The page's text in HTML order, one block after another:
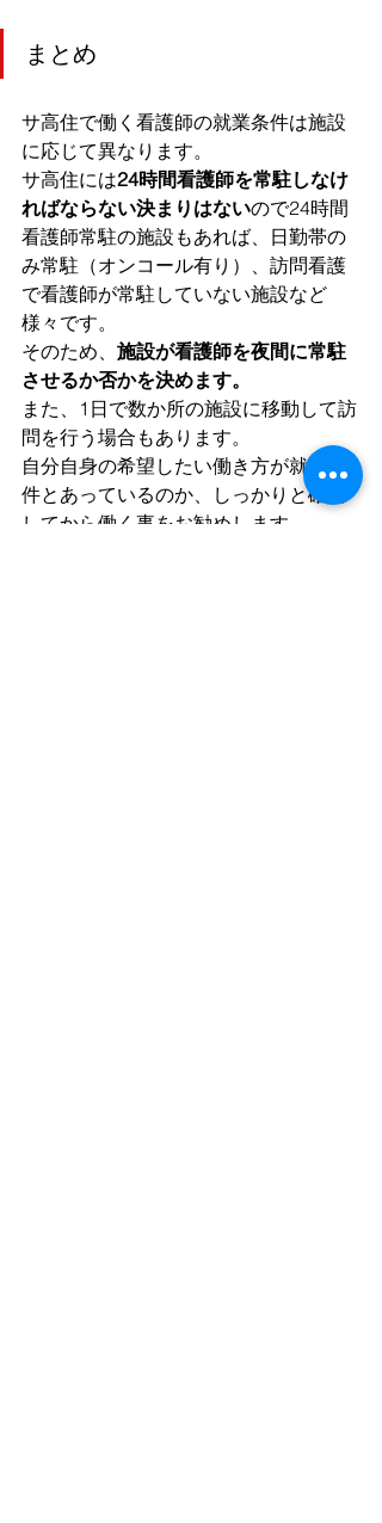
まとめ
サ高住で働く看護師の就業条件は施設
に応じて異なります。
サ高住には24時間看護師を常駐しなけ
ればならない決まりはないので24時間
看護師常駐の施設もあれば、日勤帯の
み常駐（オンコール有り）、訪問看護
で看護師が常駐していない施設など
様々です。
そのため、 施設が看護師を夜間に常駐
させるか否かを決めます。
また、1日で数か所の施設に移動して訪
問を行う場合もあります。
自分自身の希望したい働き方が就業条
件とあっているのか、しっかりと確認
してから働く事をお勧めします。